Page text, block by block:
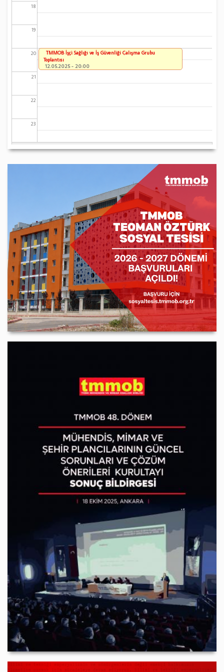
18
19
20
21
22
23
TMMOB İşçi Sağlığı ve İş Güvenliği Çalışma Grubu
Toplantısı
12.05.2025 - 20:00